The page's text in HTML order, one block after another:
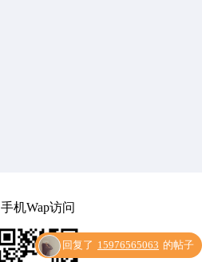
手机Wap访问
回复了 15976565063 的帖子